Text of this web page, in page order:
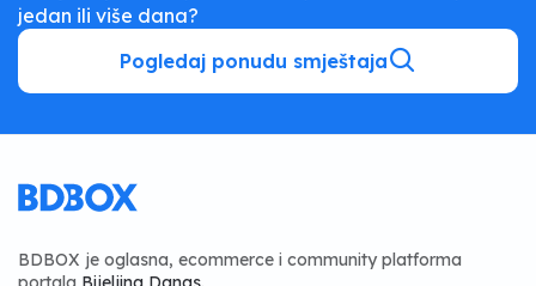
jedan ili više dana?
Pogledaj ponudu smještaja
BDBOX je oglasna, ecommerce i community platforma